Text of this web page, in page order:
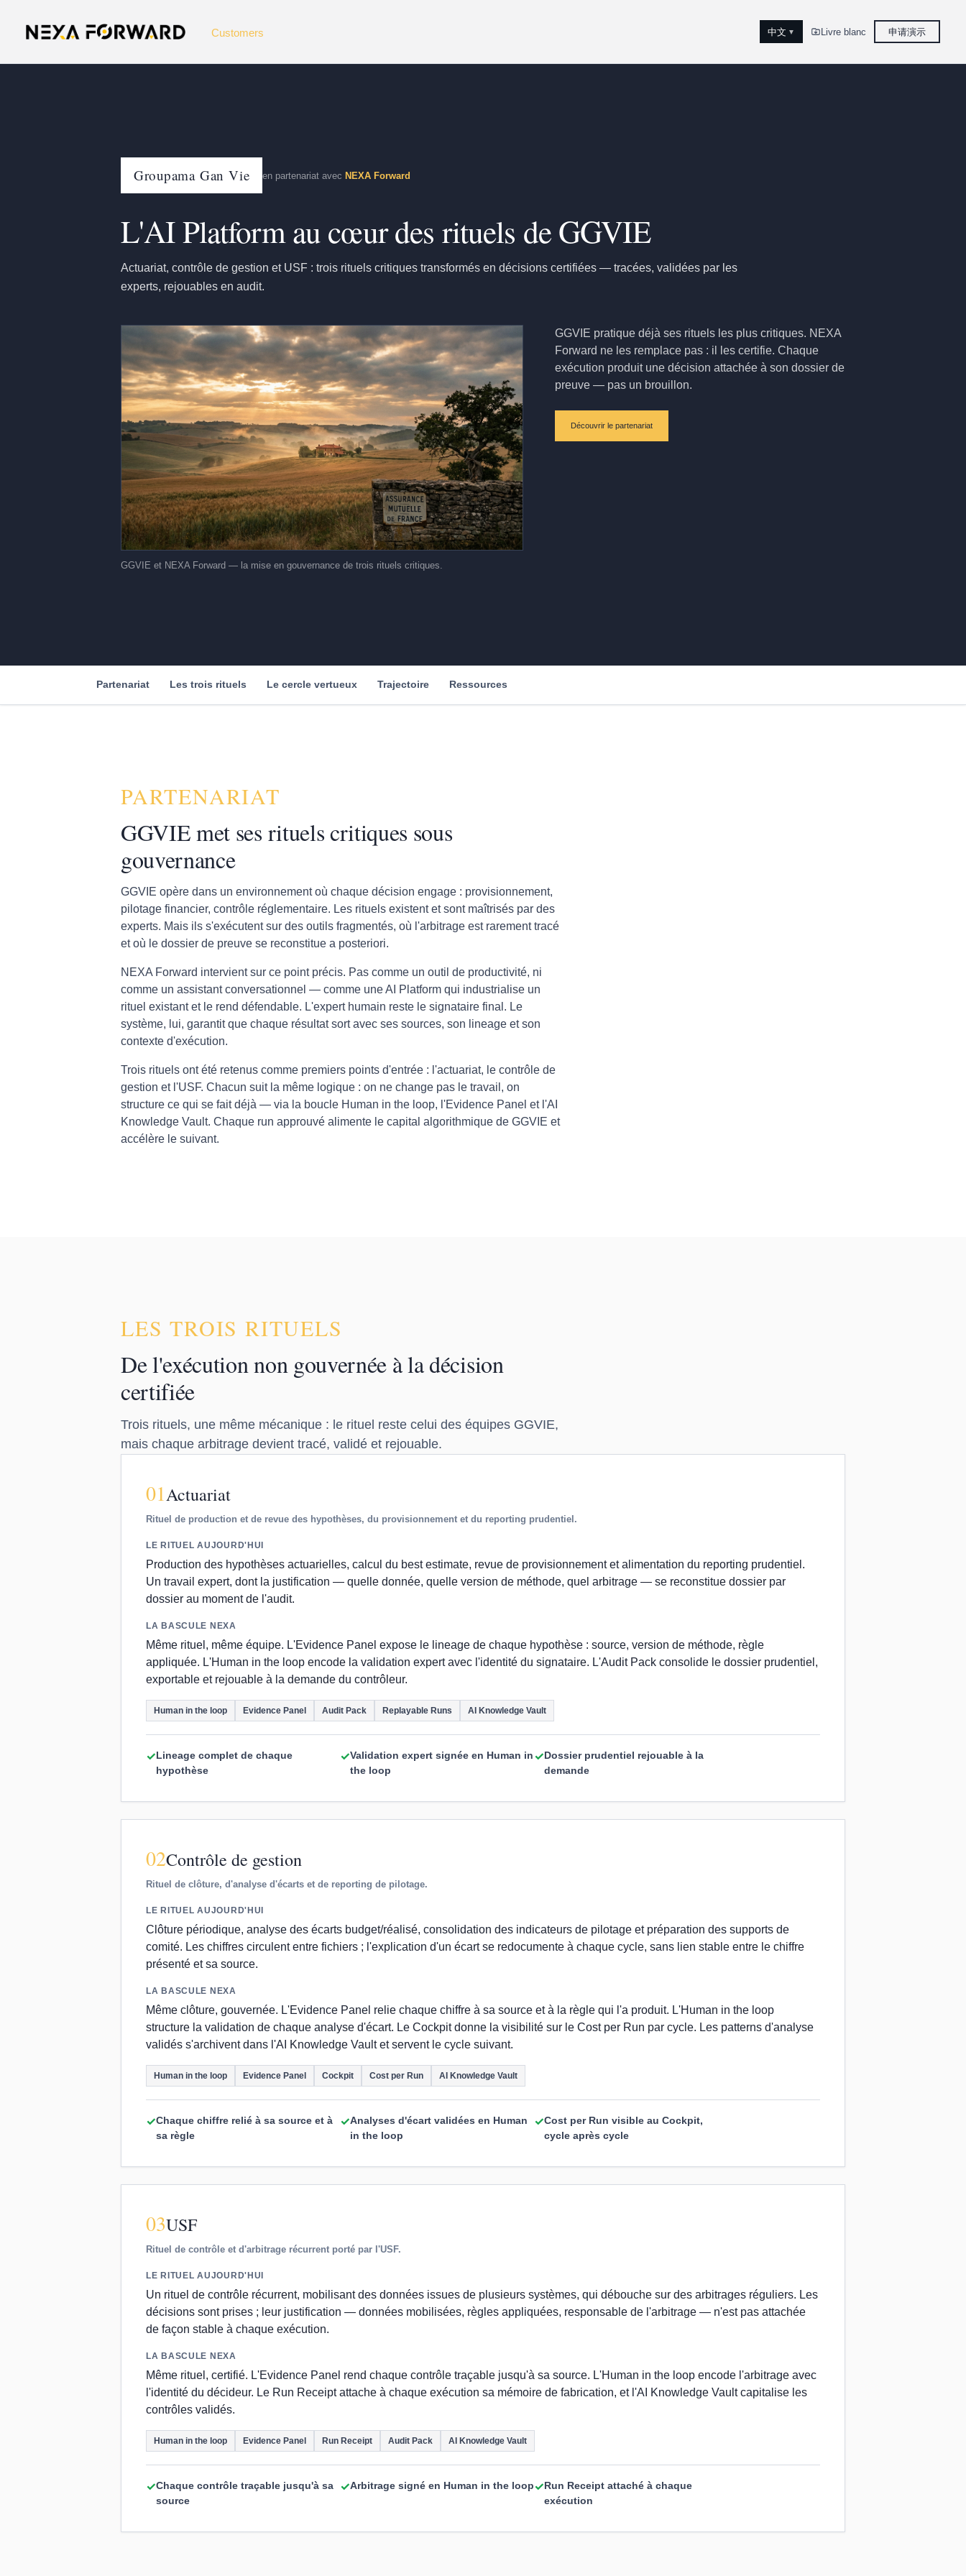
Customers 中文 ▼ Livre blanc 申请演示
Groupama Gan Vie en partenariat avecNEXA Forward
L'AI Platform au cœur des rituels de GGVIE
Actuariat, contrôle de gestion et USF : trois rituels critiques transformés en décisions certifiées — tracées, validées par les
experts, rejouables en audit.
GGVIE et NEXA Forward — la mise en gouvernance de trois rituels critiques.
GGVIE pratique déjà ses rituels les plus critiques. NEXA
Forward ne les remplace pas : il les certifie. Chaque
exécution produit une décision attachée à son dossier de
preuve — pas un brouillon.
Découvrir le partenariat
Partenariat Les trois rituels Le cercle vertueux Trajectoire Ressources
PARTENARIAT
GGVIE met ses rituels critiques sous
gouvernance
GGVIE opère dans un environnement où chaque décision engage : provisionnement,
pilotage financier, contrôle réglementaire. Les rituels existent et sont maîtrisés par des
experts. Mais ils s'exécutent sur des outils fragmentés, où l'arbitrage est rarement tracé
et où le dossier de preuve se reconstitue a posteriori.
NEXA Forward intervient sur ce point précis. Pas comme un outil de productivité, ni
comme un assistant conversationnel — comme une AI Platform qui industrialise un
rituel existant et le rend défendable. L'expert humain reste le signataire final. Le
système, lui, garantit que chaque résultat sort avec ses sources, son lineage et son
contexte d'exécution.
Trois rituels ont été retenus comme premiers points d'entrée : l'actuariat, le contrôle de
gestion et l'USF. Chacun suit la même logique : on ne change pas le travail, on
structure ce qui se fait déjà — via la boucle Human in the loop, l'Evidence Panel et l'AI
Knowledge Vault. Chaque run approuvé alimente le capital algorithmique de GGVIE et
accélère le suivant.
LES TROIS RITUELS
De l'exécution non gouvernée à la décision
certifiée
Trois rituels, une même mécanique : le rituel reste celui des équipes GGVIE,
mais chaque arbitrage devient tracé, validé et rejouable.
01Actuariat
Rituel de production et de revue des hypothèses, du provisionnement et du reporting prudentiel.
LE RITUEL AUJOURD'HUI
Production des hypothèses actuarielles, calcul du best estimate, revue de provisionnement et alimentation du reporting prudentiel.
Un travail expert, dont la justification — quelle donnée, quelle version de méthode, quel arbitrage — se reconstitue dossier par
dossier au moment de l'audit.
LA BASCULE NEXA
Même rituel, même équipe. L'Evidence Panel expose le lineage de chaque hypothèse : source, version de méthode, règle
appliquée. L'Human in the loop encode la validation expert avec l'identité du signataire. L'Audit Pack consolide le dossier prudentiel,
exportable et rejouable à la demande du contrôleur.
Human in the loop Evidence Panel Audit Pack Replayable Runs AI Knowledge Vault
✓Lineage complet de chaque
hypothèse
✓Validation expert signée en Human in
the loop
✓Dossier prudentiel rejouable à la
demande
02Contrôle de gestion
Rituel de clôture, d'analyse d'écarts et de reporting de pilotage.
LE RITUEL AUJOURD'HUI
Clôture périodique, analyse des écarts budget/réalisé, consolidation des indicateurs de pilotage et préparation des supports de
comité. Les chiffres circulent entre fichiers ; l'explication d'un écart se redocumente à chaque cycle, sans lien stable entre le chiffre
présenté et sa source.
LA BASCULE NEXA
Même clôture, gouvernée. L'Evidence Panel relie chaque chiffre à sa source et à la règle qui l'a produit. L'Human in the loop
structure la validation de chaque analyse d'écart. Le Cockpit donne la visibilité sur le Cost per Run par cycle. Les patterns d'analyse
validés s'archivent dans l'AI Knowledge Vault et servent le cycle suivant.
Human in the loop Evidence Panel Cockpit Cost per Run AI Knowledge Vault
✓Chaque chiffre relié à sa source et à
sa règle
✓Analyses d'écart validées en Human
in the loop
✓Cost per Run visible au Cockpit,
cycle après cycle
03USF
Rituel de contrôle et d'arbitrage récurrent porté par l'USF.
LE RITUEL AUJOURD'HUI
Un rituel de contrôle récurrent, mobilisant des données issues de plusieurs systèmes, qui débouche sur des arbitrages réguliers. Les
décisions sont prises ; leur justification — données mobilisées, règles appliquées, responsable de l'arbitrage — n'est pas attachée
de façon stable à chaque exécution.
LA BASCULE NEXA
Même rituel, certifié. L'Evidence Panel rend chaque contrôle traçable jusqu'à sa source. L'Human in the loop encode l'arbitrage avec
l'identité du décideur. Le Run Receipt attache à chaque exécution sa mémoire de fabrication, et l'AI Knowledge Vault capitalise les
contrôles validés.
Human in the loop Evidence Panel Run Receipt Audit Pack AI Knowledge Vault
✓Chaque contrôle traçable jusqu'à sa
source
✓Arbitrage signé en Human in the loop✓Run Receipt attaché à chaque
exécution